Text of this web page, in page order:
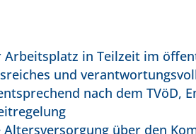
in Teilzeit im
und
nach dem TVöD,
über den